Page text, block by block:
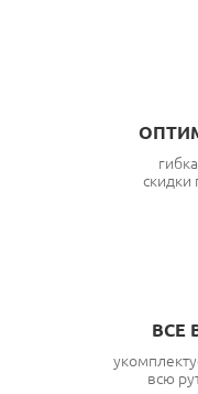
скидки
ВСЕ
всю